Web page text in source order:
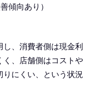
傾向あり）
し、消費者側は現金利
く、店舗側はコストや
にくい、という状況